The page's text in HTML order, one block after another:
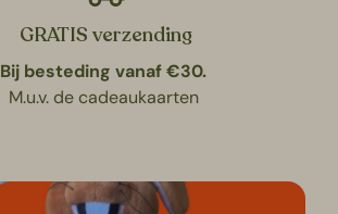
GRATIS verzending
Bij besteding vanaf €30.
M.u.v. de cadeaukaarten